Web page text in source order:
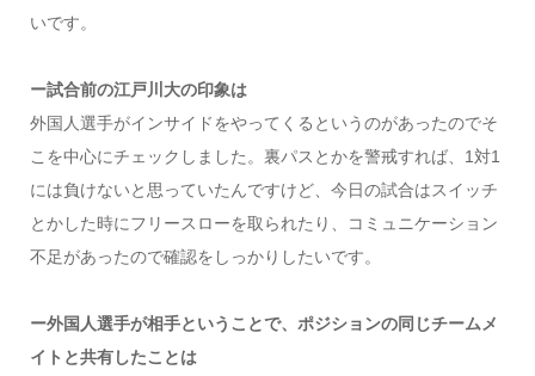
いです。
ー試合前の江戸川大の印象は
外国人選手がインサイドをやってくるというのがあったのでそ
こを中心にチェックしました。裏パスとかを警戒すれば、1対1
には負けないと思っていたんですけど、今日の試合はスイッチ
とかした時にフリースローを取られたり、コミュニケーション
不足があったので確認をしっかりしたいです。
ー外国人選手が相手ということで、ポジションの同じチームメ
イトと共有したことは